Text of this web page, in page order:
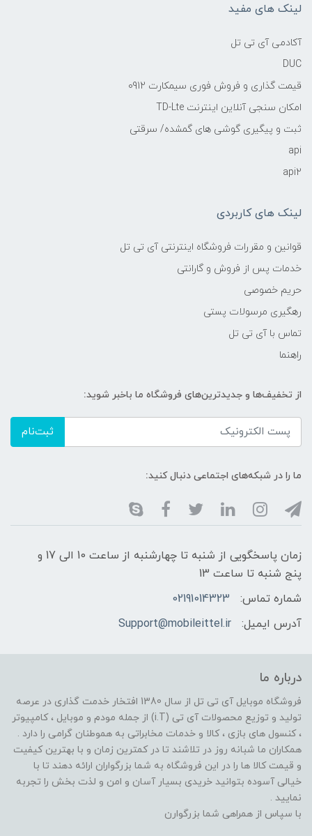
لینک های مفید
آکادمی آی تی تل
DUC
قیمت گذاری و فروش فوری سیمکارت 0912
امکان سنجی آنلاین اینترنت TD-Lte
ثبت و پیگیری گوشی های گمشده/ سرقتی
api
api2
لینک های کاربردی
قوانین و مقررات فروشگاه اینترنتی آی تی تل
خدمات پس از فروش و گارانتی
حریم خصوصی
رهگیری مرسولات پستی
تماس با آی تی تل
راهنما
از تخفیف‌ها و جدیدترین‌های فروشگاه ما باخبر شوید:
ثبت‌نام
ما را در شبکه‌های اجتماعی دنبال کنید:
زمان پاسخگویی از شنبه تا چهارشنبه از ساعت 10 الی 17 و
پنج شنبه تا ساعت 13
شماره تماس:
02191014323
آدرس ایمیل:
Support@mobileittel.ir
درباره ما
فروشگاه موبایل آی تی تل از سال 1380 افتخار خدمت گذاری در عرصه
تولید و توزیع محصولات آی تی (i.T) از جمله مودم و موبایل ، کامپیوتر
، کنسول های بازی ، کالا و خدمات مخابراتی به هموطنان گرامی را دارد .
همکاران ما شبانه روز در تلاشند تا در کمترین زمان و با بهترین کیفیت
و قیمت کالا ها را در این فروشگاه به شما بزرگواران ارائه دهند تا با
خیالی آسوده بتوانید خریدی بسیار آسان و امن و لذت بخش را تجربه
نمایید .
با سپاس از همراهی شما بزرگوارن